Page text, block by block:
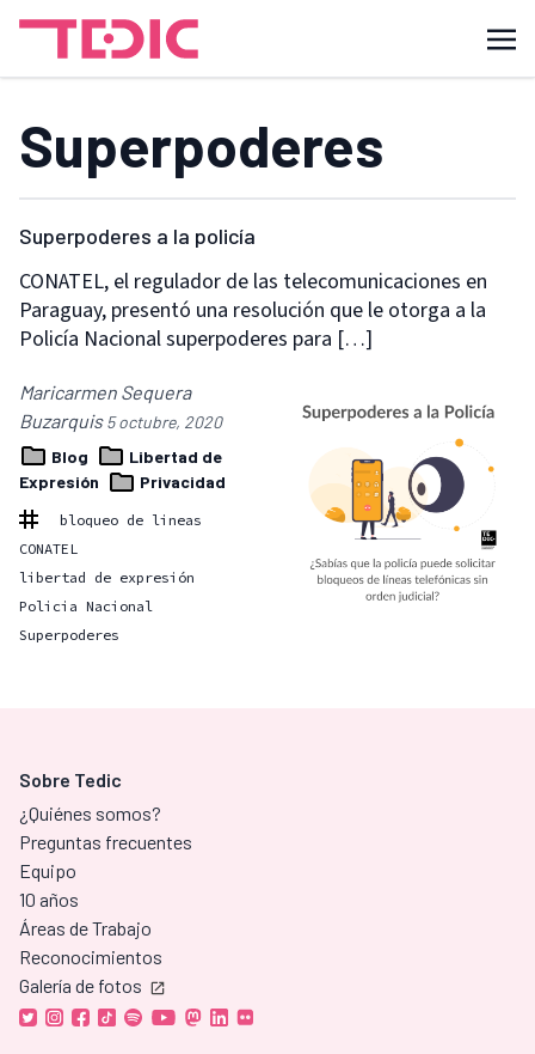
Superpoderes
Superpoderes a la policía
CONATEL, el regulador de las telecomunicaciones en
Paraguay, presentó una resolución que le otorga a la
Policía Nacional superpoderes para […]
Maricarmen Sequera
Buzarquis5 octubre, 2020
Blog
Libertad de
Expresión
Privacidad
bloqueo de lineas
CONATEL
libertad de expresión
Policia Nacional
Superpoderes
Sobre Tedic
¿Quiénes somos?
Preguntas frecuentes
Equipo
10 años
Áreas de Trabajo
Reconocimientos
Galería de fotos